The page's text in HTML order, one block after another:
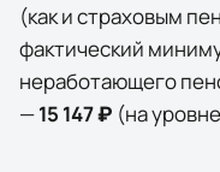
(как и страховым
фактический
неработающего
—15 147 ₽ (на